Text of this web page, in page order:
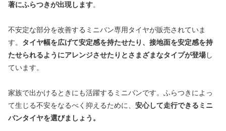
著にふらつきが出現します。
不安定な部分を改善するミニバン専用タイヤが販売されていま
す。 タイヤ幅を広げて安定感を持たせたり、接地面を安定感を持
たせられるようにアレンジさせたりとさまざまなタイプが登場し
ています。
家族で出かけるときにも活躍するミニバンです。ふらつきによっ
て生じる不安をなるべく抑えるために、 安心して走行できるミニ
バンタイヤを選びましょう。